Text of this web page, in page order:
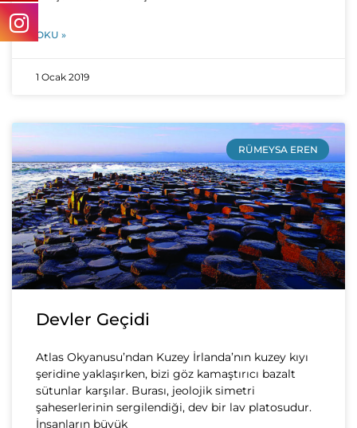
OKU »
1 Ocak 2019
RÜMEYSA EREN
Devler Geçidi
Atlas Okyanusu’ndan Kuzey İrlanda’nın kuzey kıyı
şeridine yaklaşırken, bizi göz kamaştırıcı bazalt
sütunlar karşılar. Burası, jeolojik simetri
şaheserlerinin sergilendiği, dev bir lav platosudur.
İnsanların büyük